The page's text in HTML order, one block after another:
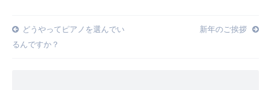
Post
どうやってピアノを選んでい
るんですか？
新年のご挨拶